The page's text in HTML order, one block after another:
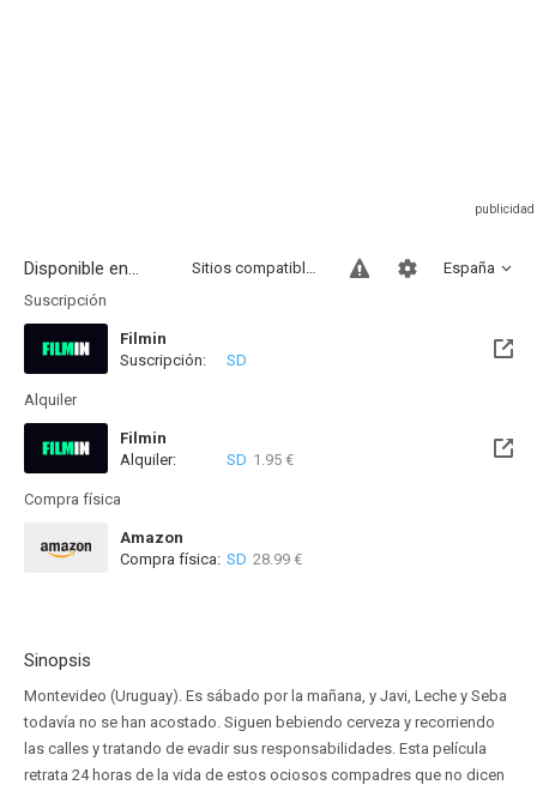
Disponible en... España
Sitios compatibles
Suscripción
Filmin
Disponible hasta el Vie, 27 Nov 2026 (Quedan 3 meses)
Suscripción: SD
Alquiler
Filmin
Disponible hasta el Vie, 27 Nov 2026 (Quedan 3 meses)
Alquiler: SD 1.95 €
Compra física
Amazon
Compra física: SD 28.99 €
Sinopsis
Montevideo (Uruguay). Es sábado por la mañana, y Javi, Leche y Seba
todavía no se han acostado. Siguen bebiendo cerveza y recorriendo
las calles y tratando de evadir sus responsabilidades. Esta película
retrata 24 horas de la vida de estos ociosos compadres que no dicen